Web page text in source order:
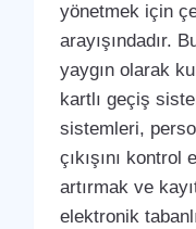
yönetmek için
arayışındadır.
yaygın olarak
kartlı geçiş
sistemleri,
çıkışını
artırmak ve
elektronik